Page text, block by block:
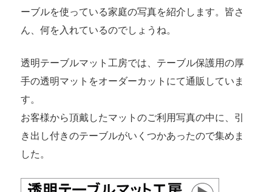
ーブルを使っている家庭の写真を紹介します。皆さ
ん、何を入れているのでしょうね。
透明テーブルマット工房では、テーブル保護用の厚
手の透明マットをオーダーカットにて通販していま
す。
お客様から頂戴したマットのご利用写真の中に、引
き出し付きのテーブルがいくつかあったので集めま
した。